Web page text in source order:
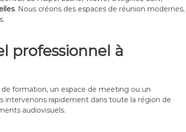
. Nous créons des espaces de réunion modernes,
professionnel à
formation, un espace de meeting ou un
intervenons rapidement dans toute la région de
audiovisuels.